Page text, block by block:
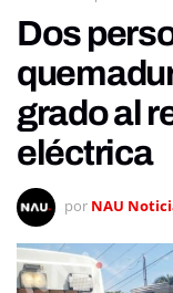
Dos
grado al
eléctrica
por NAU